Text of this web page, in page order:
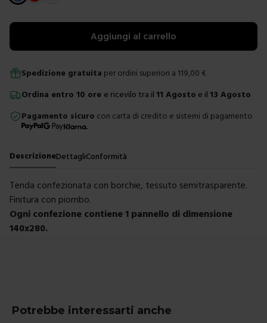
Aggiungi al carrello
Spedizione gratuita per ordini superiori a 119,00 €
Ordina entro 10 ore e ricevilo tra il 11 Agosto e il 13 Agosto
Pagamento sicuro con carta di credito e sistemi di pagamento
DescrizioneDettagliConformità
Tenda confezionata con borchie, tessuto semitrasparente.
Finitura con piombo.
Ogni confezione contiene 1 pannello di dimensione
140x280.
Potrebbe interessarti anche